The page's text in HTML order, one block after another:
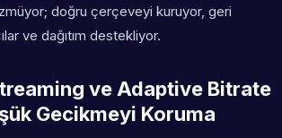
doğru çerçeveyi kuruyor, geri
ve dağıtım destekliyor.
ve Adaptive Bitrate
Gecikmeyi Koruma